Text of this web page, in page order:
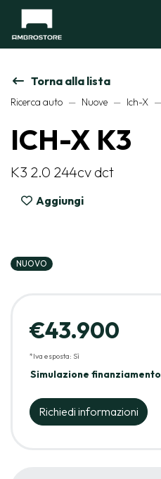
Torna alla lista
Ricerca auto Nuove Ich-X
ICH-X K3
K3 2.0 244cv dct
Aggiungi
NUOVO
€43.900
*Iva esposta: Sì
Simulazione finanziamento
Richiedi informazioni